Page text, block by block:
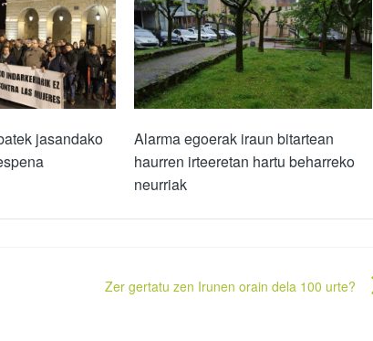
jasandako
Alarma egoerak iraun bitartean
haurren irteeretan hartu beharreko
neurriak
Zer gertatu zen Irunen orain dela 100 urte?